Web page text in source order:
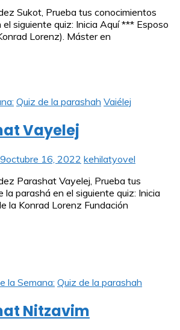
Sukot, Prueba tus conocimientos
siguiente quiz: Inicia Aquí *** Esposo
Lorenz). Máster en
Quiz de la parashah Vaiélej
Vayelej
octubre 16, 2022 kehilatyovel
Parashat Vayelej, Prueba tus
la parashá en el siguiente quiz: Inicia
la Konrad Lorenz Fundación
la Semana: Quiz de la parashah
Nitzavim